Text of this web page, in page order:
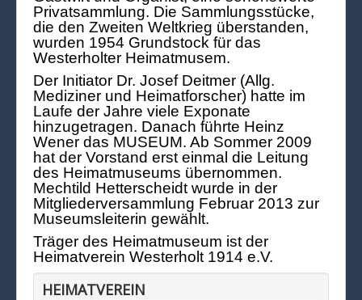
Privatsammlung. Die Sammlungsstücke,
die den Zweiten Weltkrieg überstanden,
wurden 1954 Grundstock für das
Westerholter Heimatmusem.
Der Initiator Dr. Josef Deitmer (Allg.
Mediziner und Heimatforscher) hatte im
Laufe der Jahre viele Exponate
hinzugetragen. Danach führte Heinz
Wener das MUSEUM. Ab Sommer 2009
hat der Vorstand erst einmal die Leitung
des Heimatmuseums übernommen.
Mechtild Hetterscheidt wurde in der
Mitgliederversammlung Februar 2013 zur
Museumsleiterin gewählt.
Träger des Heimatmuseum ist der
Heimatverein Westerholt 1914 e.V.
HEIMATVEREIN